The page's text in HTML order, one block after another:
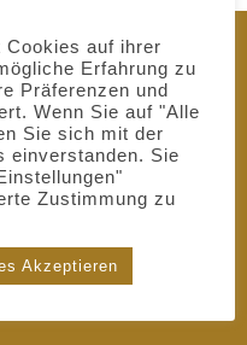
Cookies auf ihrer
Erfahrung zu
Präferenzen und
Wenn Sie auf "Alle
Sie sich mit der
einverstanden. Sie
Zustimmung zu
Akzeptieren